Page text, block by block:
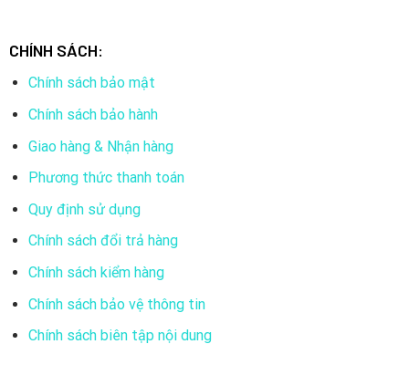
Góc nhìn:102 độ
Tiêu cự ống kính:3.6mm
Độ nhạy sáng:0.01 Lux (màu) / 0 Lux (đen trắng)
Tốc độ khung hình:25fps@2MP
Chuẩn nén video:H.265+/H.265/H.264+/H.264
Kết nối mạng:Ethernet 10/100 Mbps
Hỗ trợ ONVIF: Có
Chức năng phát hiện chuyển động:
Chức năng ghi âm:Hỗ trợ ghi âm qua mic tích hợp
Nguồn cấp:DC 12V hoặc POE
CHÍNH SÁCH:
Chính sách bảo mật
Chính sách bảo hành
Giao hàng & Nhận hàng
Phương thức thanh toán
Quy định sử dụng
Chính sách đổi trả hàng
Chính sách kiểm hàng
Chính sách bảo vệ thông tin
Chính sách biên tập nội dung